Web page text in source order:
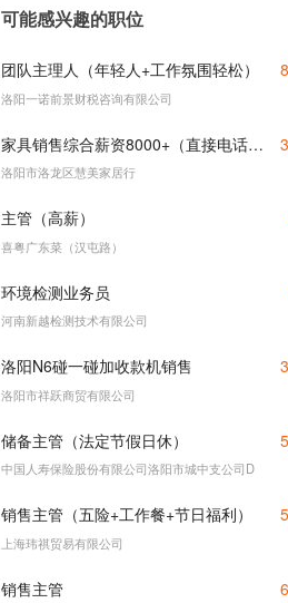
可能感兴趣的职位
团队主理人（年轻人+工作氛围轻松）
洛阳一诺前景财税咨询有限公司
家具销售综合薪资8000+（直接电话联系）
洛阳市洛龙区慧美家居行
主管（高薪）
喜粤广东菜（汉屯路）
环境检测业务员
河南新越检测技术有限公司
洛阳N6碰一碰加收款机销售
洛阳市祥跃商贸有限公司
储备主管（法定节假日休）
中国人寿保险股份有限公司洛阳市城中支公司D
销售主管（五险+工作餐+节日福利）
上海玮祺贸易有限公司
销售主管